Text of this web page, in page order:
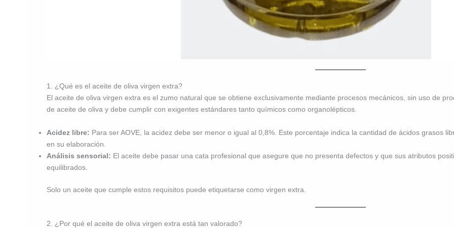
1. ¿Qué es el aceite de oliva virgen extra?
El aceite de oliva virgen extra es el zumo natural que se obtiene exclusivamente mediante procesos mecánicos, sin uso de
de aceite de oliva y debe cumplir con exigentes estándares tanto químicos como organolépticos.
Acidez libre: Para ser AOVE, la acidez debe ser menor o igual al 0,8%. Este porcentaje indica la cantidad de ácidos grasos
en su elaboración.
Análisis sensorial: El aceite debe pasar una cata profesional que asegure que no presenta defectos y que sus atributos
equilibrados.
Solo un aceite que cumple estos requisitos puede etiquetarse como virgen extra.
2. ¿Por qué el aceite de oliva virgen extra está tan valorado?